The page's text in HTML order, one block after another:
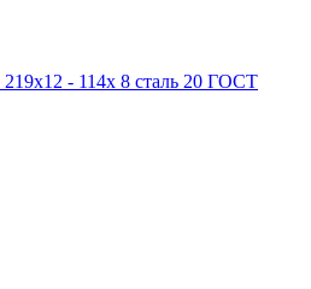
- 114х 8 сталь 20 ГОСТ